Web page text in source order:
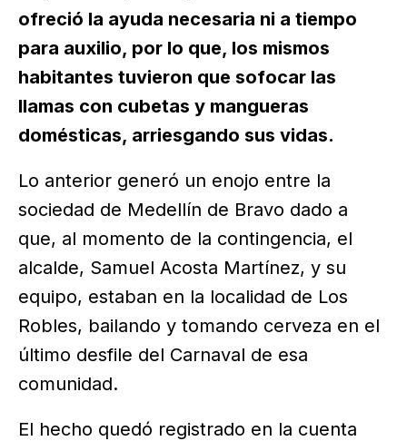
ofreció la ayuda necesaria ni a tiempo
para auxilio, por lo que, los mismos
habitantes tuvieron que sofocar las
llamas con cubetas y mangueras
domésticas, arriesgando sus vidas.
Lo anterior generó un enojo entre la
sociedad de Medellín de Bravo dado a
que, al momento de la contingencia, el
alcalde, Samuel Acosta Martínez, y su
equipo, estaban en la localidad de Los
Robles, bailando y tomando cerveza en el
último desfile del Carnaval de esa
comunidad.
El hecho quedó registrado en la cuenta